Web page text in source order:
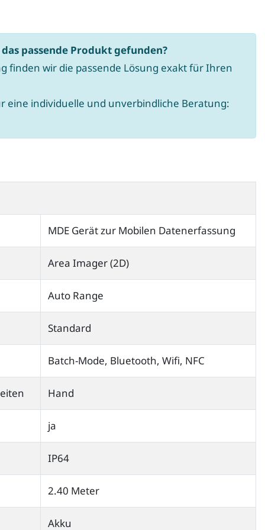
h
l
passende Produkt gefunden?
finden wir die passende Lösung exakt für Ihren
eine individuelle und unverbindliche Beratung:
MDE Gerät zur Mobilen Datenerfassung
Area Imager (2D)
Auto Range
Standard
Batch-Mode, Bluetooth, Wifi, NFC
Hand
ja
IP64
2.40 Meter
Akku